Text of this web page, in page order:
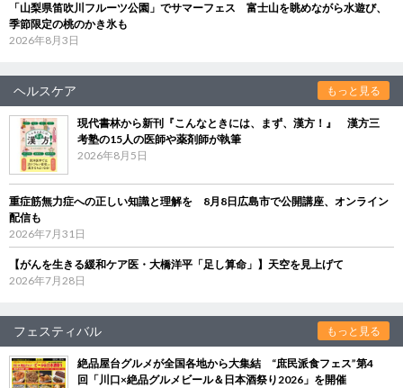
「山梨県笛吹川フルーツ公園」でサマーフェス 富士山を眺めながら水遊び、
季節限定の桃のかき氷も
2026年8月3日
ヘルスケア もっと見る
現代書林から新刊『こんなときには、まず、漢方！』 漢方三
考塾の15人の医師や薬剤師が執筆
2026年8月5日
重症筋無力症への正しい知識と理解を 8月8日広島市で公開講座、オンライン
配信も
2026年7月31日
【がんを生きる緩和ケア医・大橋洋平「足し算命」】天空を見上げて
2026年7月28日
フェスティバル もっと見る
絶品屋台グルメが全国各地から大集結 “庶民派食フェス”第4
回「川口×絶品グルメビール＆日本酒祭り2026」を開催